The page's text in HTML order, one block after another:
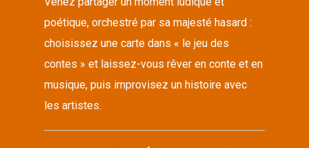
poétique, orchestré par sa majesté hasard :
choisissez une carte dans « le jeu des
contes » et laissez-vous rêver en conte et en
musique, puis improvisez un histoire avec
les artistes.